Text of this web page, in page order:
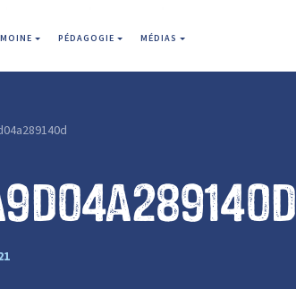
PÉDAGOGIE MÉDIAS